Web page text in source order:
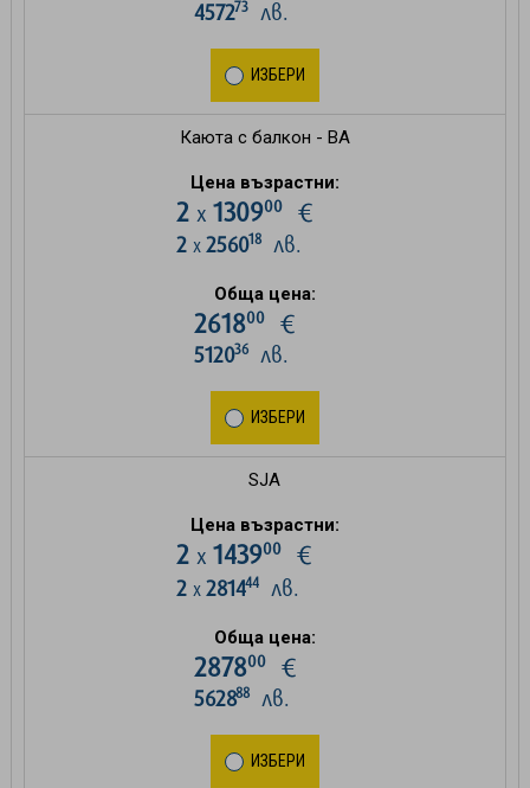
457273лв.
ИЗБЕРИ
Каюта с балкон - BA
Цена възрастни:
2 х 130900€
2 х 256018лв.
Обща цена:
261800€
512036лв.
ИЗБЕРИ
SJA
Цена възрастни:
2 х 143900€
2 х 281444лв.
Обща цена:
287800€
562888лв.
ИЗБЕРИ